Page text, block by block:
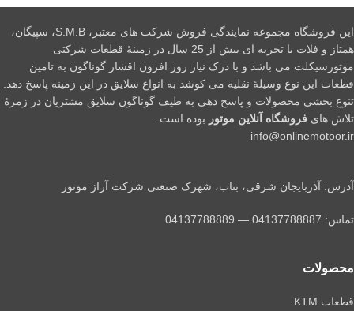
این فروشگاه مجموعه نمایندگی فروش شرکت های معتبر، S.M.B، سپیگان،
همتاز و فلات با تجربه ای بیش از 25 سال در زمینۀ قطعات شرکتی
موتورسیکلت می باشد و با درک نیاز روز افزون اقشار گوناگون به تامین
قطعات این نوع وسیلۀ نقلیه می کوشد به انواع سلایق در این زمینه پاسخ دهد.
تنوع بخشی محصولات و پاسخ دهی به طیف گوناگون سلایق مشتریان در زمرۀ
تلاش های فروشگاه آنلاین موتور بوده است.
info@onlinemotoor.ir
آدرس: آذربایجان شرقی، بناب، شهرک صنعتی شرکت آراز موتور
تماس: 04137788887 — 04137788889
محصولات
قطعات KTM